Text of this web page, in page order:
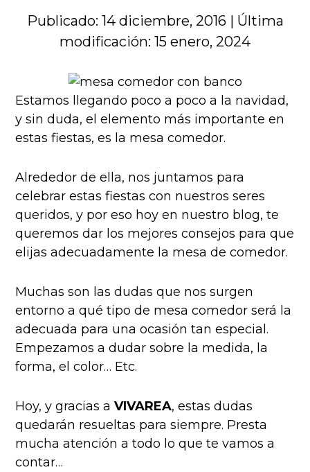
Publicado: 14 diciembre, 2016| Última
modificación: 15 enero, 2024
Estamos llegando poco a poco a la navidad,
y sin duda, el elemento más importante en
estas fiestas, es la mesa comedor.
Alrededor de ella, nos juntamos para
celebrar estas fiestas con nuestros seres
queridos, y por eso hoy en nuestro blog, te
queremos dar los mejores consejos para que
elijas adecuadamente la mesa de comedor.
Muchas son las dudas que nos surgen
entorno a qué tipo de mesa comedor será la
adecuada para una ocasión tan especial.
Empezamos a dudar sobre la medida, la
forma, el color… Etc.
Hoy, y gracias aVIVAREA, estas dudas
quedarán resueltas para siempre. Presta
mucha atención a todo lo que te vamos a
contar…